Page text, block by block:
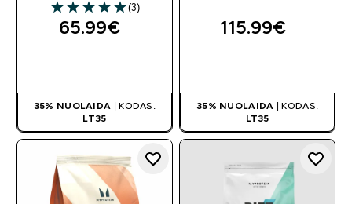
5 out of 5 stars
(3)
65.99€‎
35% NUOLAIDA | KODAS:
LT35
115.99€‎
35% NUOLAIDA | KODAS:
LT35